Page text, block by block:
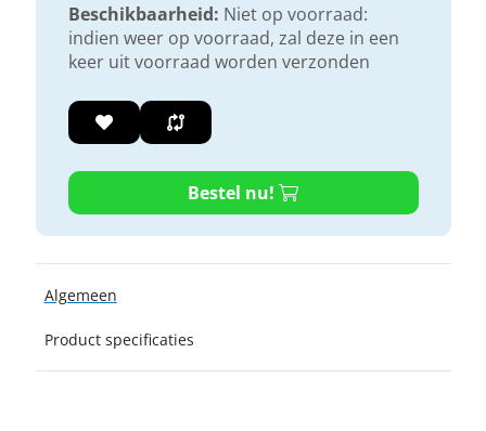
Beschikbaarheid: Niet op voorraad:
indien weer op voorraad, zal deze in een
keer uit voorraad worden verzonden
Bestel nu!
Algemeen
Product specificaties